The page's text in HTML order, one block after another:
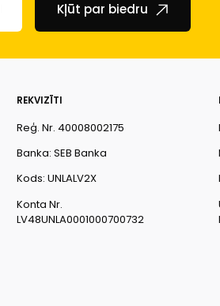
Kļūt par biedru
REKVIZĪTI
Reģ. Nr. 40008002175
Banka: SEB Banka
Kods: UNLALV2X
Konta Nr.
LV48UNLA0001000700732